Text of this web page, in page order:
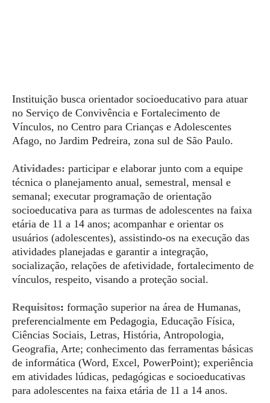
Instituição busca orientador socioeducativo para atuar
no Serviço de Convivência e Fortalecimento de
Vínculos, no Centro para Crianças e Adolescentes
Afago, no Jardim Pedreira, zona sul de São Paulo.
Atividades: participar e elaborar junto com a equipe
técnica o planejamento anual, semestral, mensal e
semanal; executar programação de orientação
socioeducativa para as turmas de adolescentes na faixa
etária de 11 a 14 anos; acompanhar e orientar os
usuários (adolescentes), assistindo-os na execução das
atividades planejadas e garantir a integração,
socialização, relações de afetividade, fortalecimento de
vínculos, respeito, visando a proteção social.
Requisitos: formação superior na área de Humanas,
preferencialmente em Pedagogia, Educação Física,
Ciências Sociais, Letras, História, Antropologia,
Geografia, Arte; conhecimento das ferramentas básicas
de informática (Word, Excel, PowerPoint); experiência
em atividades lúdicas, pedagógicas e socioeducativas
para adolescentes na faixa etária de 11 a 14 anos.